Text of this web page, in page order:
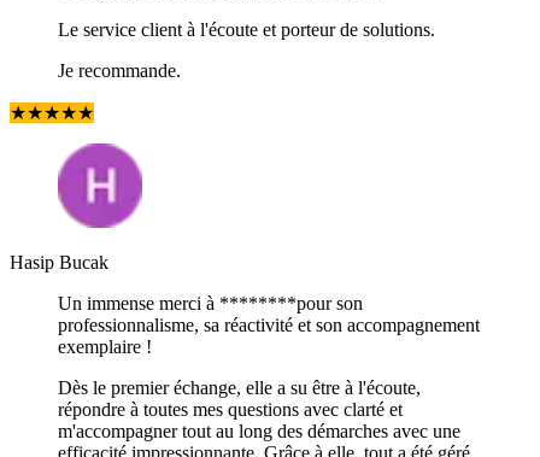
Le service client à l'écoute et porteur de solutions.
Je recommande.
★★★★★
Hasip Bucak
Un immense merci à ********pour son
professionnalisme, sa réactivité et son accompagnement
exemplaire !
Dès le premier échange, elle a su être à l'écoute,
répondre à toutes mes questions avec clarté et
m'accompagner tout au long des démarches avec une
efficacité impressionnante. Grâce à elle, tout a été géré